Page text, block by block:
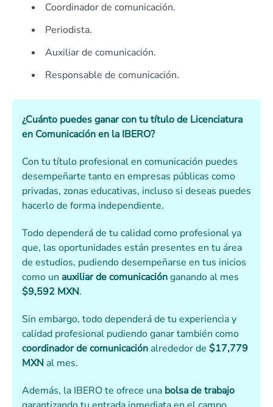
Coordinador de comunicación.
Periodista.
Auxiliar de comunicación.
Responsable de comunicación.
¿Cuánto puedes ganar con tu título de Licenciatura
en Comunicación en la IBERO?
Con tu título profesional en comunicación puedes
desempeñarte tanto en empresas públicas como
privadas, zonas educativas, incluso si deseas puedes
hacerlo de forma independiente.
Todo dependerá de tu calidad como profesional ya
que, las oportunidades están presentes en tu área
de estudios, pudiendo desempeñarse en tus inicios
como un auxiliar de comunicaciónganando al mes
$9,592 MXN.
Sin embargo, todo dependerá de tu experiencia y
calidad profesional pudiendo ganar también como
coordinador de comunicación alrededor de $17,779
MXN al mes.
Además, la IBERO te ofrece una bolsa de trabajo